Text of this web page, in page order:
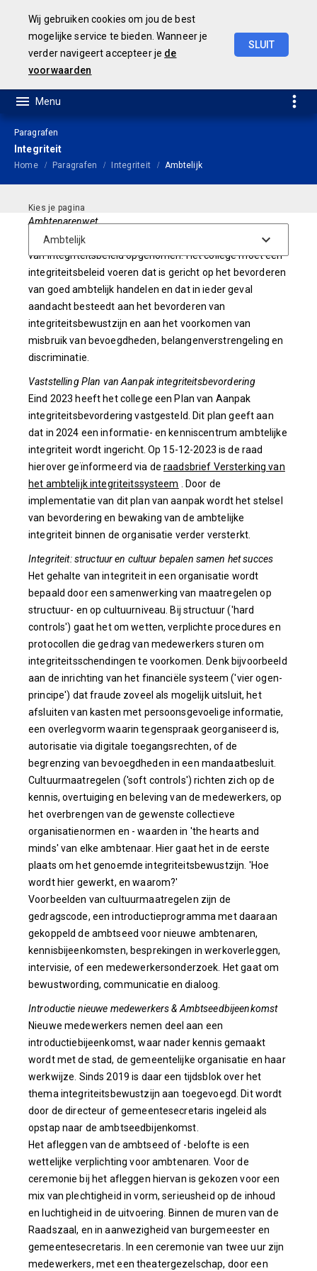
Wij gebruiken cookies om jou de best
mogelijke service te bieden. Wanneer je
verder navigeert accepteer je de
voorwaarden
SLUIT
Paragrafen
Integriteit
Home Paragrafen Integriteit Ambtelijk
Ambtenarenwet
In de wet is de verplichting tot het voeren en handhaven
van integriteitsbeleid opgenomen. Het college moet een
integriteitsbeleid voeren dat is gericht op het bevorderen
van goed ambtelijk handelen en dat in ieder geval
aandacht besteedt aan het bevorderen van
integriteitsbewustzijn en aan het voorkomen van
misbruik van bevoegdheden, belangenverstrengeling en
discriminatie.
Vaststelling Plan van Aanpak integriteitsbevordering
Eind 2023 heeft het college een Plan van Aanpak
integriteitsbevordering vastgesteld. Dit plan geeft aan
dat in 2024 een informatie- en kenniscentrum ambtelijke
integriteit wordt ingericht. Op 15-12-2023 is de raad
hierover geïnformeerd via deraadsbrief Versterking van
het ambtelijk integriteitssysteem
. Door de
implementatie van dit plan van aanpak wordt het stelsel
van bevordering en bewaking van de ambtelijke
integriteit binnen de organisatie verder versterkt.
Integriteit: structuur en cultuur bepalen samen het succes
Het gehalte van integriteit in een organisatie wordt
bepaald door een samenwerking van maatregelen op
structuur- en op cultuurniveau. Bij structuur ('hard
controls') gaat het om wetten, verplichte procedures en
protocollen die gedrag van medewerkers sturen om
integriteitsschendingen te voorkomen. Denk bijvoorbeeld
aan de inrichting van het financiële systeem ('vier ogen-
principe') dat fraude zoveel als mogelijk uitsluit, het
afsluiten van kasten met persoonsgevoelige informatie,
een overlegvorm waarin tegenspraak georganiseerd is,
autorisatie via digitale toegangsrechten, of de
begrenzing van bevoegdheden in een mandaatbesluit.
Cultuurmaatregelen ('soft controls') richten zich op de
kennis, overtuiging en beleving van de medewerkers, op
het overbrengen van de gewenste collectieve
organisatienormen en - waarden in 'the hearts and
minds' van elke ambtenaar. Hier gaat het in de eerste
plaats om het genoemde integriteitsbewustzijn. 'Hoe
wordt hier gewerkt, en waarom?'
Voorbeelden van cultuurmaatregelen zijn de
gedragscode, een introductieprogramma met daaraan
gekoppeld de ambtseed voor nieuwe ambtenaren,
kennisbijeenkomsten, besprekingen in werkoverleggen,
intervisie, of een medewerkersonderzoek. Het gaat om
bewustwording, communicatie en dialoog.
Introductie nieuwe medewerkers & Ambtseedbijeenkomst
Nieuwe medewerkers nemen deel aan een
introductiebijeenkomst, waar nader kennis gemaakt
wordt met de stad, de gemeentelijke organisatie en haar
werkwijze. Sinds 2019 is daar een tijdsblok over het
thema integriteitsbewustzijn aan toegevoegd. Dit wordt
door de directeur of gemeentesecretaris ingeleid als
opstap naar de ambtseedbijenkomst.
Het afleggen van de ambtseed of -belofte is een
wettelijke verplichting voor ambtenaren. Voor de
ceremonie bij het afleggen hiervan is gekozen voor een
mix van plechtigheid in vorm, serieusheid op de inhoud
en luchtigheid in de uitvoering. Binnen de muren van de
Raadszaal, en in aanwezigheid van burgemeester en
gemeentesecretaris. In een ceremonie van twee uur zijn
medewerkers, met een theatergezelschap, door een